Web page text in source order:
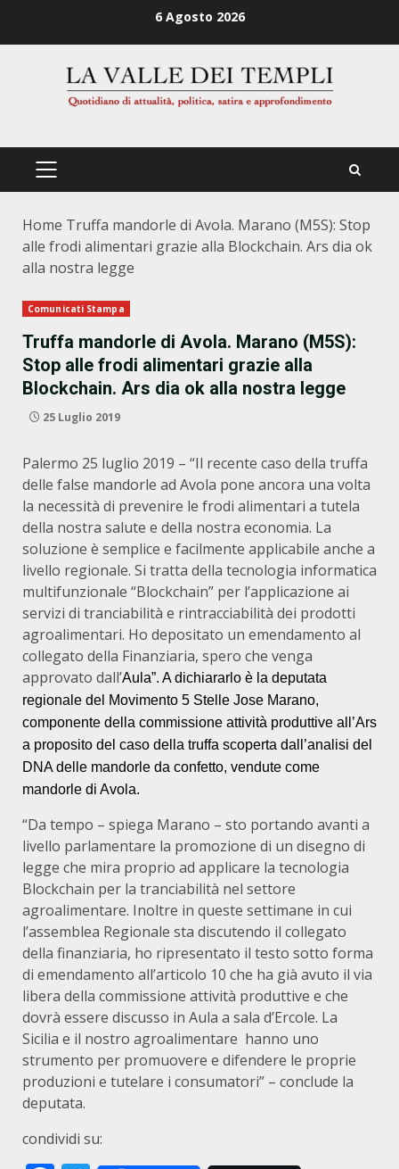
6 Agosto 2026
PRIMÄRES
Home Truffa mandorle di Avola. Marano (M5S): Stop
alle frodi alimentari grazie alla Blockchain. Ars dia ok
alla nostra legge
Comunicati Stampa
Truffa mandorle di Avola. Marano (M5S):
Stop alle frodi alimentari grazie alla
Blockchain. Ars dia ok alla nostra legge
25 Luglio 2019
Palermo 25 luglio 2019 – “Il recente caso della truffa
delle false mandorle ad Avola pone ancora una volta
la necessità di prevenire le frodi alimentari a tutela
della nostra salute e della nostra economia. La
soluzione è semplice e facilmente applicabile anche a
livello regionale. Si tratta della tecnologia informatica
multifunzionale “Blockchain” per l’applicazione ai
servizi di tranciabilità e rintracciabilità dei prodotti
agroalimentari. Ho depositato un emendamento al
collegato della Finanziaria, spero che venga
approvato dall’Aula”. A dichiararlo è la deputata
regionale del Movimento 5 Stelle Jose Marano,
componente della commissione attività produttive all’Ars
a proposito del caso della truffa scoperta dall’analisi del
DNA delle mandorle da confetto, vendute come
mandorle di Avola.
“Da tempo – spiega Marano – sto portando avanti a
livello parlamentare la promozione di un disegno di
legge che mira proprio ad applicare la tecnologia
Blockchain per la tranciabilità nel settore
agroalimentare. Inoltre in queste settimane in cui
l’assemblea Regionale sta discutendo il collegato
della finanziaria, ho ripresentato il testo sotto forma
di emendamento all’articolo 10 che ha già avuto il via
libera della commissione attività produttive e che
dovrà essere discusso in Aula a sala d’Ercole. La
Sicilia e il nostro agroalimentare hanno uno
strumento per promuovere e difendere le proprie
produzioni e tutelare i consumatori” – conclude la
deputata.
condividi su: